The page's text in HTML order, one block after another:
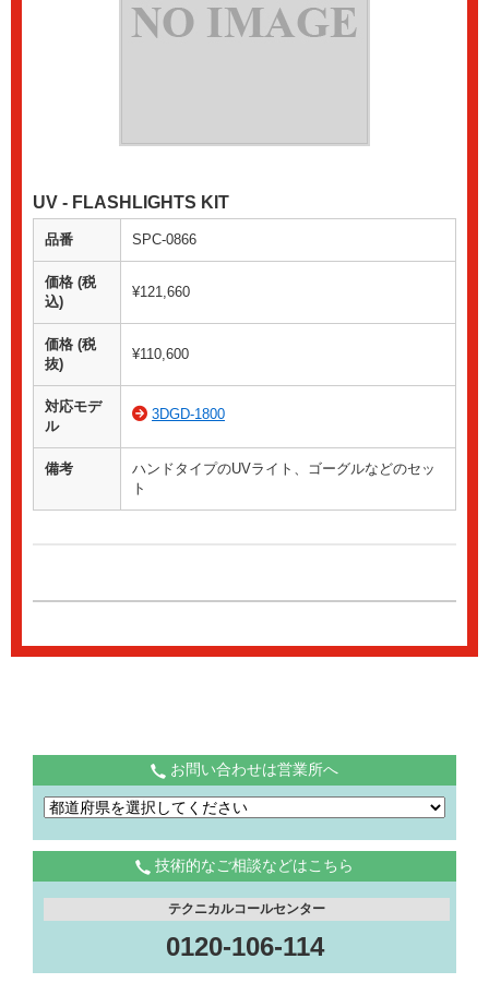
UV - FLASHLIGHTS KIT
品番 SPC-0866
価格 (税
込)
¥121,660
価格 (税
抜)
¥110,600
対応モデ
ル
3DGD-1800
備考
ハンドタイプのUVライト、ゴーグルなどのセッ
ト
お問い合わせは営業所へ
技術的なご相談などはこちら
テクニカルコールセンター
0120-106-114